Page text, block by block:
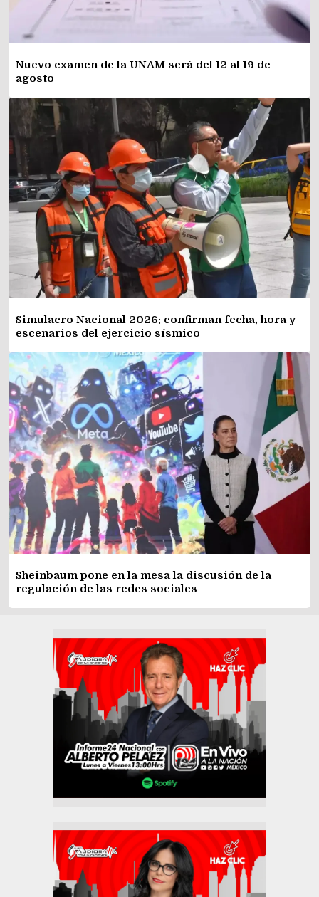
Nuevo examen de la UNAM será del 12 al 19 de
agosto
Simulacro Nacional 2026: confirman fecha, hora y
escenarios del ejercicio sísmico
Sheinbaum pone en la mesa la discusión de la
regulación de las redes sociales